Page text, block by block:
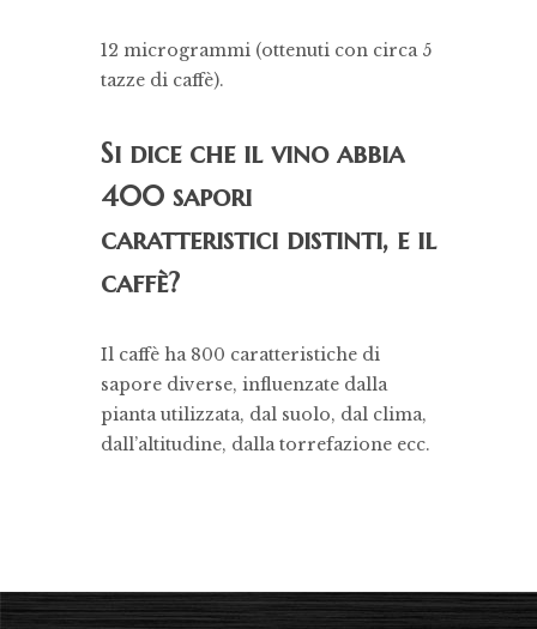
12 microgrammi (ottenuti con circa 5
tazze di caffè).
Si dice che il vino abbia
400 sapori
caratteristici distinti, e il
caffè?
Il caffè ha 800 caratteristiche di
sapore diverse, influenzate dalla
pianta utilizzata, dal suolo, dal clima,
dall’altitudine, dalla torrefazione ecc.